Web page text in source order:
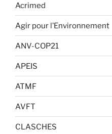
Acrimed
Agir pour l’Environnement
ANV-COP21
APEIS
ATMF
AVFT
CLASCHES